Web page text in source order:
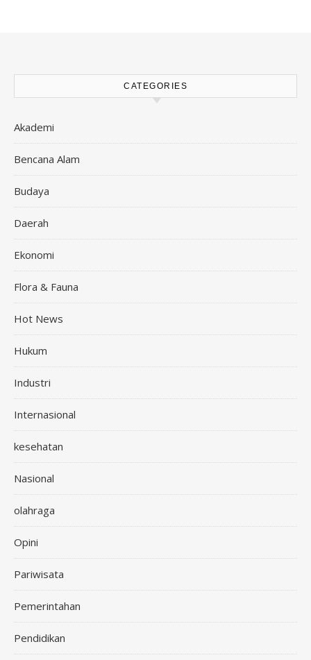
CATEGORIES
Akademi
Bencana Alam
Budaya
Daerah
Ekonomi
Flora & Fauna
Hot News
Hukum
Industri
Internasional
kesehatan
Nasional
olahraga
Opini
Pariwisata
Pemerintahan
Pendidikan